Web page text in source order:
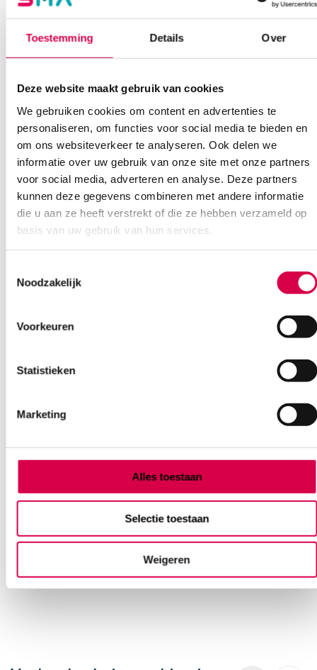
Toestemming Details Over
Deze website maakt gebruik van cookies
We gebruiken cookies om content en advertenties te
personaliseren, om functies voor social media te bieden en
om ons websiteverkeer te analyseren. Ook delen we
informatie over uw gebruik van onze site met onze partners
voor social media, adverteren en analyse. Deze partners
kunnen deze gegevens combineren met andere informatie
die u aan ze heeft verstrekt of die ze hebben verzameld op
basis van uw gebruik van hun services.
Noodzakelijk
Voorkeuren
Statistieken
Marketing
Alles toestaan
Selectie toestaan
Weigeren
Onze klantenservice is bereikbaar van maandag t/m vrijdag van
Ook interessant
LOHMANN
1 stuk, 14mm x 20m, wit
4.72